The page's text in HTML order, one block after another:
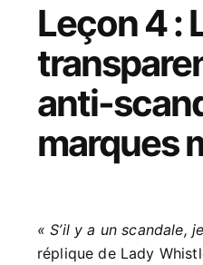
Leçon 4 :
anti-
marques
« S’il y a un scandale,
réplique de Lady